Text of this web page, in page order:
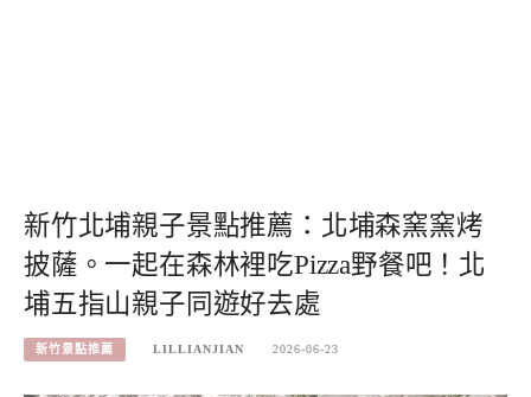
新竹北埔親子景點推薦：北埔森窯窯烤
披薩。一起在森林裡吃Pizza野餐吧！北
埔五指山親子同遊好去處
新竹景點推薦 LILLIANJIAN 2026-06-23